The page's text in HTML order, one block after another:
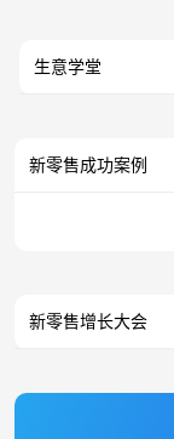
生意学堂
新零售成功案例
新零售增长大会